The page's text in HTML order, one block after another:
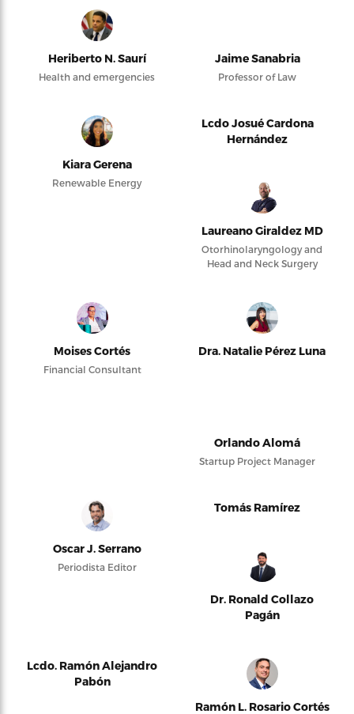
Heriberto N. Saurí
Health and emergencies
Jaime Sanabria
Professor of Law
Kiara Gerena
Renewable Energy
Lcdo Josué Cardona
Hernández
Laureano Giraldez MD
Otorhinolaryngology and
Head and Neck Surgery
Moises Cortés
Financial Consultant
Dra. Natalie Pérez Luna
Orlando Alomá
Startup Project Manager
Oscar J. Serrano
Periodista Editor
Tomás Ramírez
Dr. Ronald Collazo
Pagán
Lcdo. Ramón Alejandro
Pabón
Ramón L. Rosario Cortés